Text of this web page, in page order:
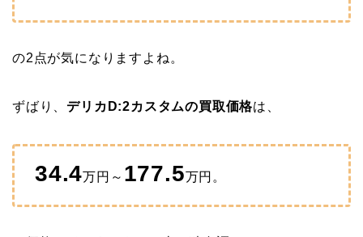
の2点が気になりますよね。
ずばり、 デリカD:2カスタムの買取価格は、
34.4万円～ 177.5万円。